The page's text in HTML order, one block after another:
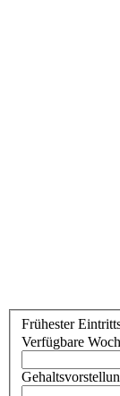
Frühester
Verfügbare